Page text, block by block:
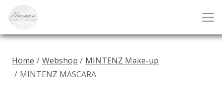
Home Webshop
MINTENZ Make-up
MINTENZ MASCARA